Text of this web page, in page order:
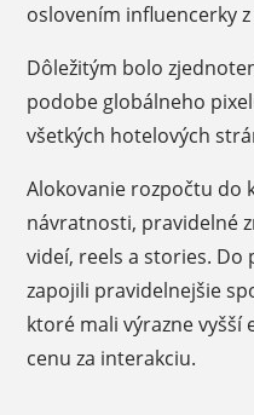
oslovením influencerky
Dôležitým bolo
podobe globálneho
všetkých hotelových
Alokovanie rozpočtu do
návratnosti, pravidelné
videí, reels a stories.
zapojili pravidelnejšie
ktoré mali výrazne vyšší
cenu za interakciu.